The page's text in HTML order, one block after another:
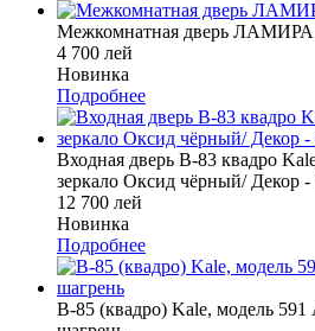
Межкомнатная дверь ЛАМИРА
4 700 лей
Новинка
Подробнее
Входная дверь В-83 квадро
зеркало Оксид чёрный/ Декор -
12 700 лей
Новинка
Подробнее
В-85 (квадро) Kale, модель 591